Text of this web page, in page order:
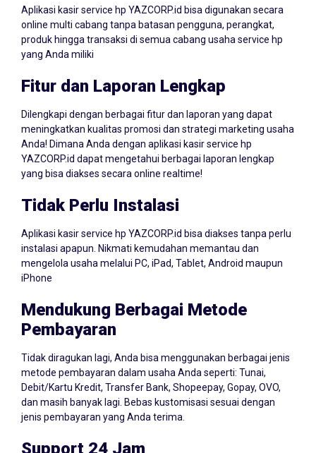
online multi cabang tanpa batasan pengguna, perangkat,
produk hingga transaksi di semua cabang usaha service hp
yang Anda miliki
Fitur dan Laporan Lengkap
meningkatkan kualitas promosi dan strategi marketing usaha
Anda! Dimana Anda dengan aplikasi kasir service hp
YAZCORP.id dapat mengetahui berbagai laporan lengkap
yang bisa diakses secara online realtime!
Tidak Perlu Instalasi
instalasi apapun. Nikmati kemudahan memantau dan
mengelola usaha melalui PC, iPad, Tablet, Android maupun
iPhone
Mendukung Berbagai Metode
Pembayaran
metode pembayaran dalam usaha Anda seperti: Tunai,
Debit/Kartu Kredit, Transfer Bank, Shopeepay, Gopay, OVO,
dan masih banyak lagi. Bebas kustomisasi sesuai dengan
jenis pembayaran yang Anda terima.
Support 24 Jam